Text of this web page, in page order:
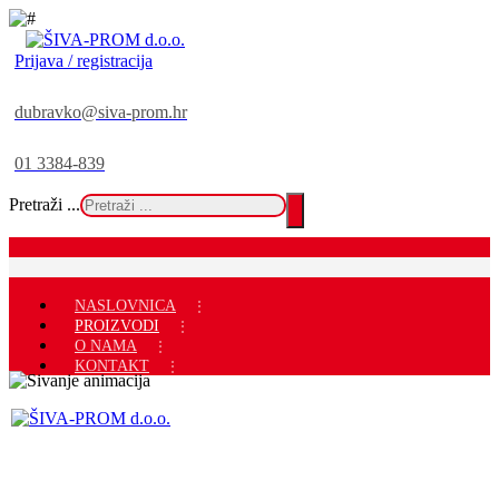
Prijava / registracija
dubravko@siva-prom.hr
01 3384-839
Pretraži ...
NASLOVNICA
PROIZVODI
O NAMA
KONTAKT